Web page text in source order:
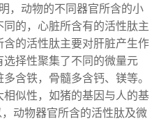
，动物的不同器官所含的小
的，心脏所含有的活性肽主
的活性肽主要对肝脏产生作
择性聚集了不同的微量元
含铁，骨髓多含钙、镁等。
似性，如猪的基因与人的基
动物器官所含的活性肽及微